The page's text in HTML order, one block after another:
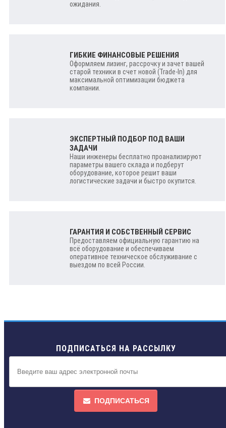
ожидания.
ГИБКИЕ ФИНАНСОВЫЕ РЕШЕНИЯ
Оформляем лизинг, рассрочку и зачет вашей
старой техники в счет новой (Trade-In) для
максимальной оптимизации бюджета
компании.
ЭКСПЕРТНЫЙ ПОДБОР ПОД ВАШИ
ЗАДАЧИ
Наши инженеры бесплатно проанализируют
параметры вашего склада и подберут
оборудование, которое решит ваши
логистические задачи и быстро окупится.
ГАРАНТИЯ И СОБСТВЕННЫЙ СЕРВИС
Предоставляем официальную гарантию на
всё оборудование и обеспечиваем
оперативное техническое обслуживание с
выездом по всей России.
ПОДПИСАТЬСЯ НА РАССЫЛКУ
ПОДПИСАТЬСЯ